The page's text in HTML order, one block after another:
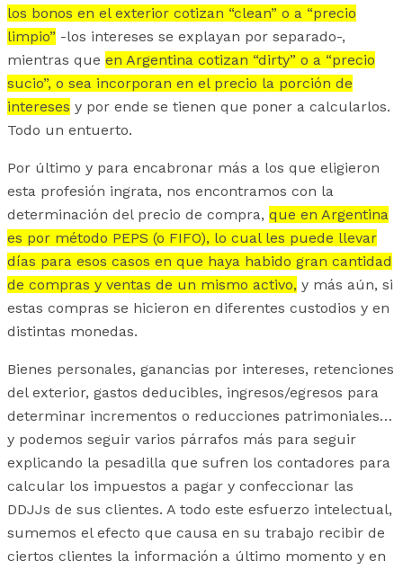
los bonos en el exterior cotizan “clean” o a “precio
limpio” -los intereses se explayan por separado-,
mientras que en Argentina cotizan “dirty” o a “precio
sucio”, o sea incorporan en el precio la porción de
intereses y por ende se tienen que poner a calcularlos.
Todo un entuerto.
Por último y para encabronar más a los que eligieron
esta profesión ingrata, nos encontramos con la
determinación del precio de compra, que en Argentina
es por método PEPS (o FIFO), lo cual les puede llevar
días para esos casos en que haya habido gran cantidad
de compras y ventas de un mismo activo, y más aún, si
estas compras se hicieron en diferentes custodios y en
distintas monedas.
Bienes personales, ganancias por intereses, retenciones
del exterior, gastos deducibles, ingresos/egresos para
determinar incrementos o reducciones patrimoniales…
y podemos seguir varios párrafos más para seguir
explicando la pesadilla que sufren los contadores para
calcular los impuestos a pagar y confeccionar las
DDJJs de sus clientes. A todo este esfuerzo intelectual,
sumemos el efecto que causa en su trabajo recibir de
ciertos clientes la información a último momento y en